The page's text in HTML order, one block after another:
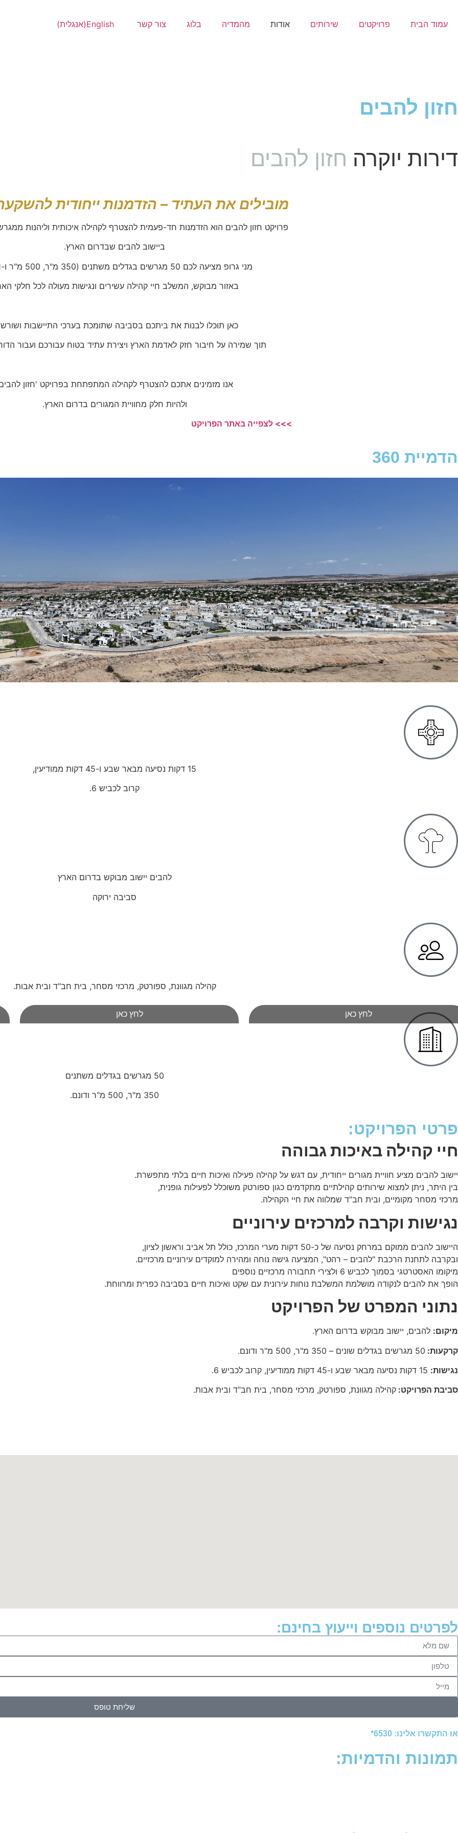
עמוד הבית פרויקטים שירותים אודות מהמדיה בלוג צור קשר English
(אנגלית)
חזון להבים
דירות יוקרה חזון להבים
מובילים את העתיד – הזדמנות ייחודית
פרויקט חזון להבים הוא הזדמנות חד-פעמית להצטרף לקהילה איכותית וליהנות
ביישוב להבים שבדרום הארץ.
מני גרופ מציעה לכם 50 מגרשים בגדלים משתנים (350 מ"ר, 500 מ"ר ו-1 דונם)
באזור מבוקש, המשלב חיי קהילה עשירים ונגישות מעולה לכל חלקי
כאן תוכלו לבנות את ביתכם בסביבה שתומכת בערכי התיישבות
תוך שמירה על חיבור חזק לאדמת הארץ ויצירת עתיד בטוח עבורכם ועבור
אנו מזמינים אתכם להצטרף לקהילה המתפתחת בפרויקט 'חזון
ולהיות חלק מחוויית המגורים בדרום הארץ.
>>> לצפייה באתר הפרויקט
הדמיית 360
15 דקות נסיעה מבאר שבע ו-45 דקות ממודיעין,
קרוב לכביש 6.
להבים יישוב מבוקש בדרום הארץ
סביבה ירוקה
קהילה מגוונת, ספורטק, מרכזי מסחר, בית חב"ד ובית אבות.
50 מגרשים בגדלים משתנים
350 מ"ר, 500 מ"ר ודונם.
פרטי הפרויקט:
חיי קהילה באיכות גבוהה
יישוב להבים מציע חוויית מגורים ייחודית, עם דגש על קהילה פעילה ואיכות חיים בלתי מתפשרת.
בין היתר, ניתן למצוא שירותים קהילתיים מתקדמים כגון ספורטק משוכלל לפעילות גופנית,
מרכזי מסחר מקומיים, ובית חב"ד שמלווה את חיי הקהילה.
נגישות וקרבה למרכזים עירוניים
היישוב להבים ממוקם במרחק נסיעה של כ-50 דקות מערי המרכז, כולל תל אביב וראשון לציון,
ובקרבה לתחנת הרכבת "להבים – רהט", המציעה גישה נוחה ומהירה למוקדים עירוניים מרכזיים.
מיקומו האסטרטגי בסמוך לכביש 6 ולצירי תחבורה מרכזיים נוספים
הופך את להבים לנקודה מושלמת המשלבת נוחות עירונית עם שקט ואיכות חיים בסביבה כפרית ומרווחת.
נתוני המפרט של הפרויקט
מיקום: להבים, יישוב מבוקש בדרום הארץ.
קרקעות: 50 מגרשים בגדלים שונים – 350 מ"ר, 500 מ"ר ודונם.
נגישות:
סביבת הפרויקט: קהילה מגוונת, ספורטק, מרכזי מסחר, בית חב"ד ובית אבות.
לפרטים נוספים וייעוץ בחינם:
שליחת טופס
או התקשרו אלינו: 6530*
תמונות והדמיות:
לחץ כאן לחץ כאן